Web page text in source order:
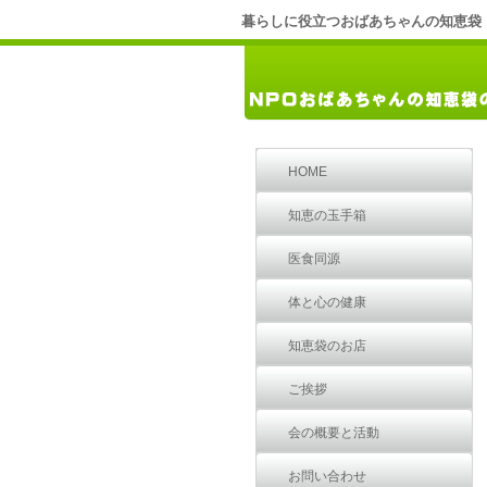
暮らしに役立つおばあちゃんの知恵袋
HOME
知恵の玉手箱
医食同源
体と心の健康
知恵袋のお店
ご挨拶
会の概要と活動
お問い合わせ